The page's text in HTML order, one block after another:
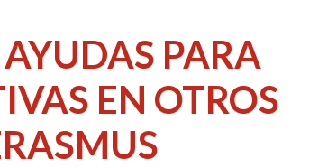
PARA
EN OTROS